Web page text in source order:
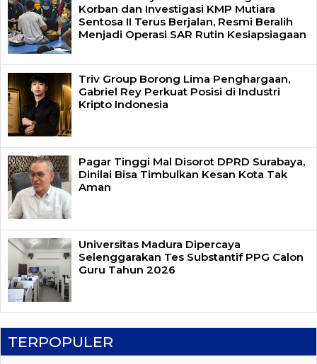
Korban dan Investigasi KMP Mutiara
Sentosa II Terus Berjalan, Resmi Beralih
Menjadi Operasi SAR Rutin Kesiapsiagaan
Triv Group Borong Lima Penghargaan,
Gabriel Rey Perkuat Posisi di Industri
Kripto Indonesia
Pagar Tinggi Mal Disorot DPRD Surabaya,
Dinilai Bisa Timbulkan Kesan Kota Tak
Aman
Universitas Madura Dipercaya
Selenggarakan Tes Substantif PPG Calon
Guru Tahun 2026
TERPOPULER